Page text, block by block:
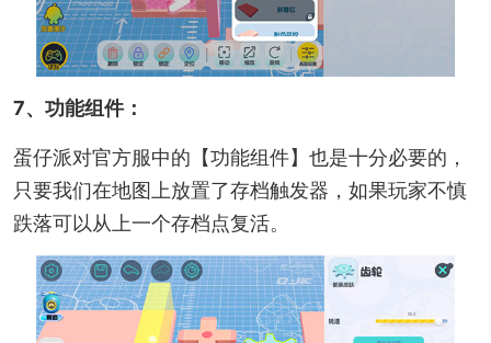
7、功能组件：
蛋仔派对官方服中的【功能组件】也是十分必要的，
只要我们在地图上放置了存档触发器，如果玩家不慎
跌落可以从上一个存档点复活。